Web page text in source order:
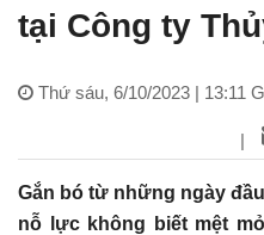
tại Công ty
Thứ sáu, 6/10/2023 | 13:11
|
Gắn bó từ những ngày
nỗ lực không biết mệt